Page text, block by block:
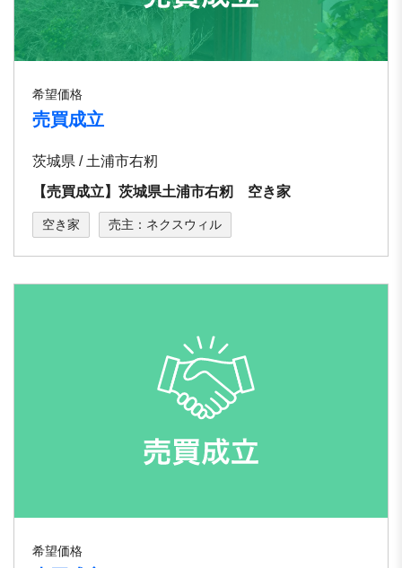
希望価格
売買成立
茨城県 / 土浦市右籾
【売買成立】茨城県土浦市右籾 空き家
空き家 売主：ネクスウィル
希望価格